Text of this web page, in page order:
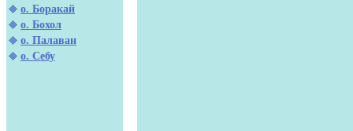
о. Боракай
о. Бохол
о. Палаван
о. Себу